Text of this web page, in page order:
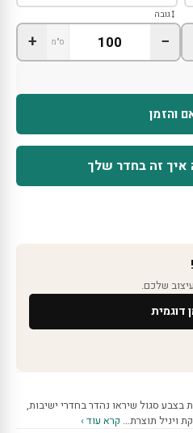
גובה
− ס"מ +
והזמן
זה בחדר שלך
שלכם.
דוגמית
סגול שיראו נהדר בחדרי ישיבות,
ויניל תוצרת… קרא עוד ›